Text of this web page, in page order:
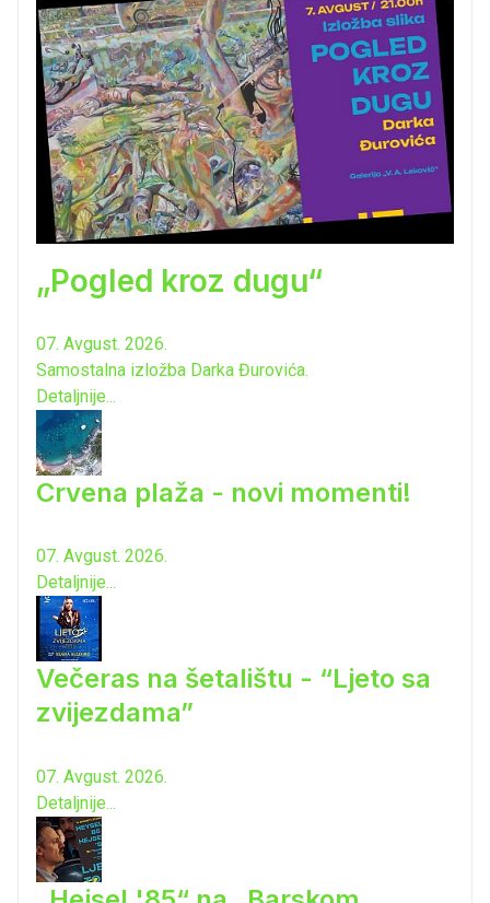
„Pogled kroz dugu“
07. Avgust. 2026.
Samostalna izložba Darka Đurovića.
Detaljnije...
Crvena plaža - novi momenti!
07. Avgust. 2026.
Detaljnije...
Večeras na šetalištu - “Ljeto sa
zvijezdama”
07. Avgust. 2026.
Detaljnije...